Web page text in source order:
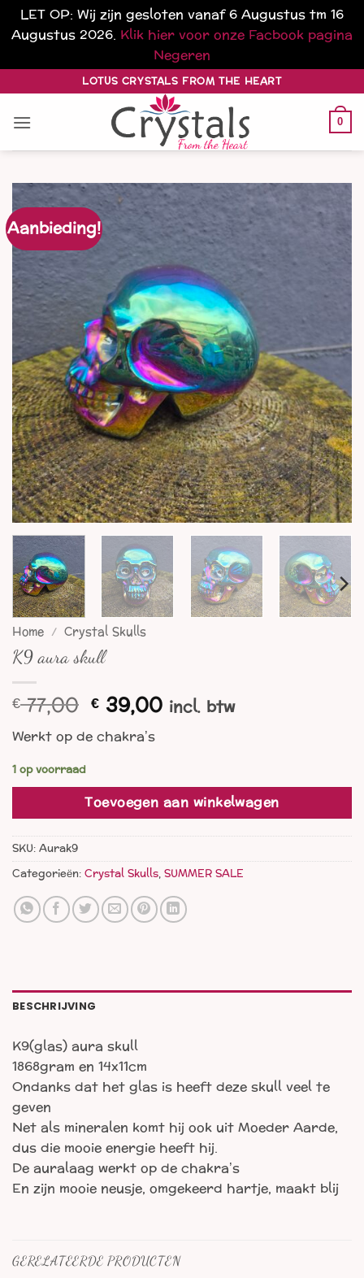
LET OP: Wij zijn gesloten vanaf 6 Augustus tm 16
Augustus 2026. Klik hier voor onze Facbook pagina
Negeren
naar
inhoud
LOTUS CRYSTALS FROM THE HEART
0
Aanbieding!
Home / Crystal Skulls
K9 aura skull
€77,00 Oorspronkelijke
prijs
was:
€ 39,00Huidige
prijs
incl. btw
Werkt op de chakra’s
1 op voorraad
Toevoegen aan winkelwagen
SKU:Aurak9
Categorieën:Crystal Skulls,SUMMER SALE
BESCHRIJVING
K9(glas) aura skull
1868gram en 14x11cm
Ondanks dat het glas is heeft deze skull veel te
geven
Net als mineralen komt hij ook uit Moeder Aarde,
dus die mooie energie heeft hij.
De auralaag werkt op de chakra’s
En zijn mooie neusje, omgekeerd hartje, maakt blij
GERELATEERDE PRODUCTEN